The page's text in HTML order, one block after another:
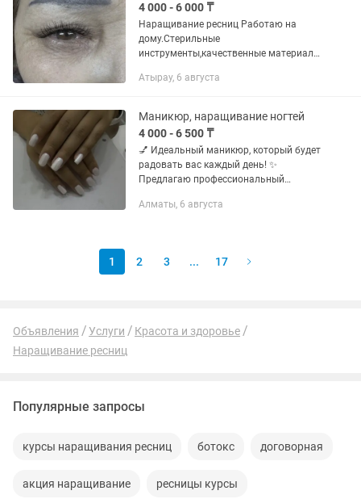
4 000 - 6 000 ₸
Наращивание ресниц Работаю на
дому.Стерильные
инструменты,качественные материалы
Классика — 4 000 тг • 2D — 5 000 тг • 3D
Индивидуальный...
Атырау, 6 августа
Маникюр, наращивание ногтей
4 000 - 6 500 ₸
💅 Идеальный маникюр, который будет
радовать вас каждый день! ✨
Предлагаю профессиональный
гарантией аккуратной работы. Мои
Алматы, 6 августа
1 2 3 ... 17
Объявления Услуги
Красота и здоровье
Наращивание ресниц
Популярные запросы
курсы наращивания ресниц ботокс договорная
акция наращивание ресницы курсы